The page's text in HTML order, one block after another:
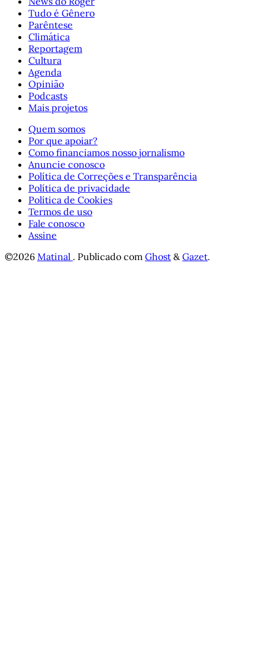
Tudo é Gênero
Parêntese
Climática
Reportagem
Cultura
Agenda
Opinião
Podcasts
Mais projetos
Quem somos
Por que apoiar?
Como financiamos nosso jornalismo
Anuncie conosco
Política de Correções e Transparência
Política de privacidade
Política de Cookies
Termos de uso
Fale conosco
Assine
©2026 Matinal . Publicado com Ghost &Gazet.